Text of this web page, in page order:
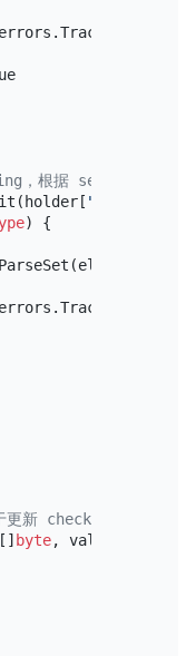
，根据 set 定义的顺序
"allowed"
) {
t,
更新 checksum 的字
byte, value